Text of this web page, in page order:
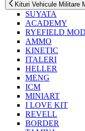
Kituri Vehicule Militare
SUYATA
ACADEMY
RYEFIELD
AMMO
KINETIC
ITALERI
HELLER
MENG
ICM
MINIART
I LOVE KIT
REVELL
BORDER